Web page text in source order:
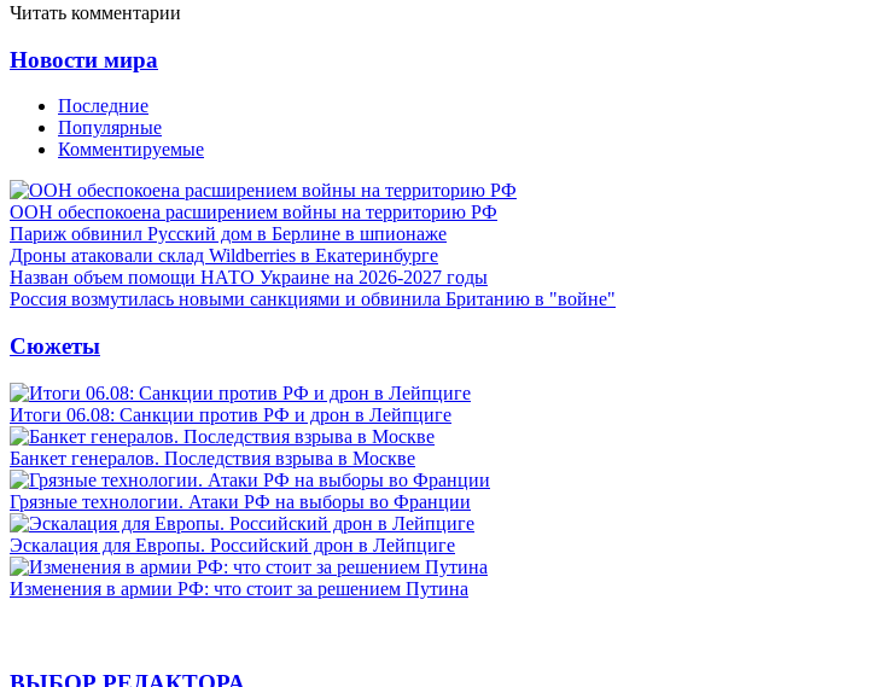
Читать комментарии
Новости мира
Последние
Популярные
Комментируемые
ООН обеспокоена расширением войны на территорию РФ
Париж обвинил Русский дом в Берлине в шпионаже
Дроны атаковали склад Wildberries в Екатеринбурге
Назван объем помощи НАТО Украине на 2026-2027 годы
Россия возмутилась новыми санкциями и обвинила Британию в "войне"
Сюжеты
Итоги 06.08: Санкции против РФ и дрон в Лейпциге
Банкет генералов. Последствия взрыва в Москве
Грязные технологии. Атаки РФ на выборы во Франции
Эскалация для Европы. Российский дрон в Лейпциге
Изменения в армии РФ: что стоит за решением Путина